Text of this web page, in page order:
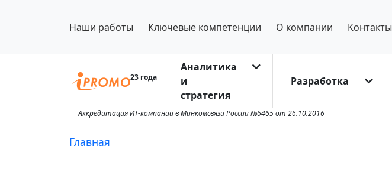
Наши работы Ключевые компетенции О компании Контакты
23 года
Аналитика
и
стратегия
Разработка
Аккредитация ИТ-компании в Минкомсвязи России №6465 от 26.10.2016
Главная